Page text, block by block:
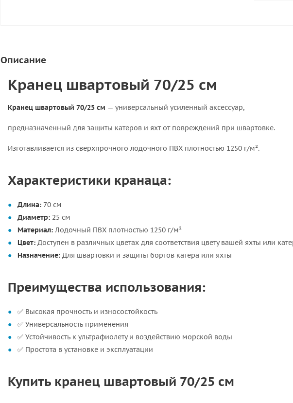
Описание
Кранец швартовый 70/25 см
Кранец швартовый 70/25 см — универсальный усиленный аксессуар,
предназначенный для защиты катеров и яхт от повреждений при швартовке.
Изготавливается из сверхпрочного лодочного ПВХ плотностью 1250 г/м².
Характеристики кранаца:
Длина: 70 см
Диаметр: 25 см
Материал: Лодочный ПВХ плотностью 1250 г/м²
Цвет: Доступен в различных цветах для соответствия цвету вашей яхты или
Назначение: Для швартовки и защиты бортов катера или яхты
Преимущества использования:
✅ Высокая прочность и износостойкость
✅ Универсальность применения
✅ Устойчивость к ультрафиолету и воздействию морской воды
✅ Простота в установке и эксплуатации
Купить кранец швартовый 70/25 см